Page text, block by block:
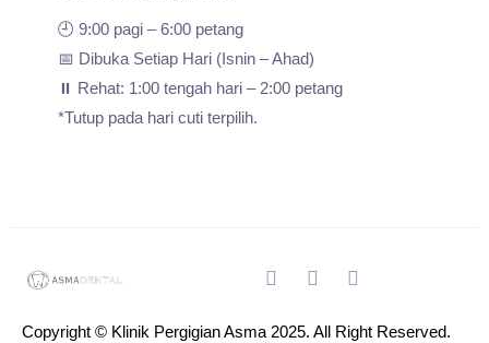
🕘 9:00 pagi – 6:00 petang
📅 Dibuka Setiap Hari (Isnin – Ahad)
⏸️ Rehat: 1:00 tengah hari – 2:00 petang
*Tutup pada hari cuti terpilih.
Copyright © Klinik Pergigian Asma 2025. All Right Reserved.